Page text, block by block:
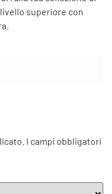
superiore con
I campi obbligatori